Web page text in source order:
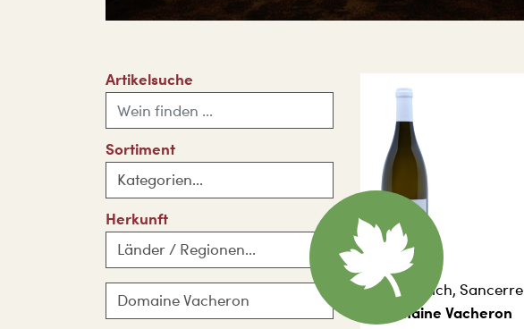
Artikelsuche
Sortiment
Kategorien...
Herkunft
Länder / Regionen...
Domaine Vacheron
Frankreich, Sancerre
Domaine Vacheron